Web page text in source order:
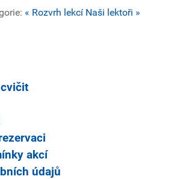
« Rozvrh lekcí Naši lektoři »
akcí
údajů